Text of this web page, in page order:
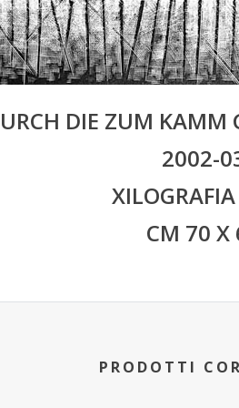
DIE ZUM KAMM
2002-
CM 70 X
PRODOTTI